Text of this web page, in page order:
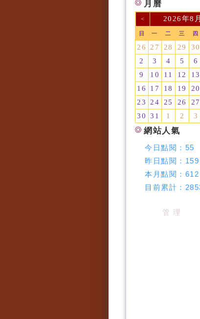
月曆
< 2026年8月
日 一 二 三 四
26 27 28 29 30
2
3 4 5 6
9
10 11 12 13
16
17 18 19 20
23
24 25 26 27
30
31 1 2 3
網站人氣
今日點閱： 55
昨日點閱： 159
本月點閱： 612
目前累計：
管 理